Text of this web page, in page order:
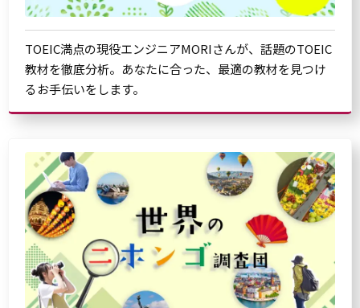
TOEIC満点の現役エンジニアMORIさんが、話題のTOEIC
教材を徹底分析。あなたに合った、最適の教材を見つけ
るお手伝いをします。